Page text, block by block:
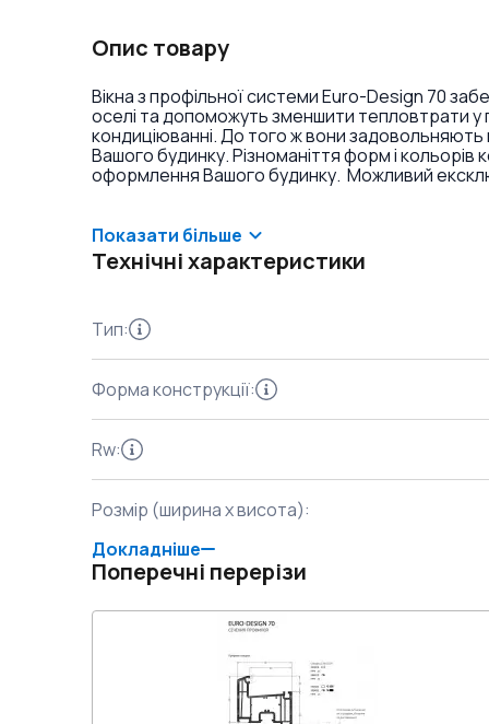
Опис товару
Вікна з профільної системи Euro-Design 70
оселі та допоможуть зменшити тепловтрати у
кондиціюванні. До того ж вони
Вашого будинку. Різноманіття форм і
оформлення Вашого будинку. Можливий
Показати більше
Технічні характеристики
Тип:
Форма конструкції:
Rw:
Розмір (ширина x висота):
Докладніше
Поперечні перерізи